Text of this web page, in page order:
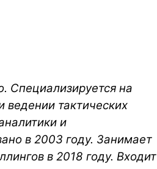
Cпециализируется на
ведении тактических
и
в 2003 году. Занимает
в 2018 году. Входит